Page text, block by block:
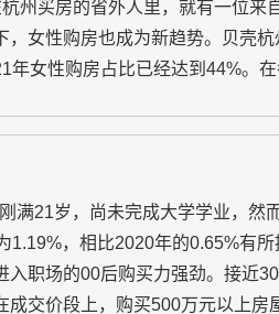
州买房的省外人里，就有一位来
，女性购房也成为新趋势。贝壳
年女性购房占比已经达到44%。
满21岁，尚未完成大学学业，然
1.19%，相比2020年的0.65%有所
入职场的00后购买力强劲。接近
成交价段上，购买500万元以上